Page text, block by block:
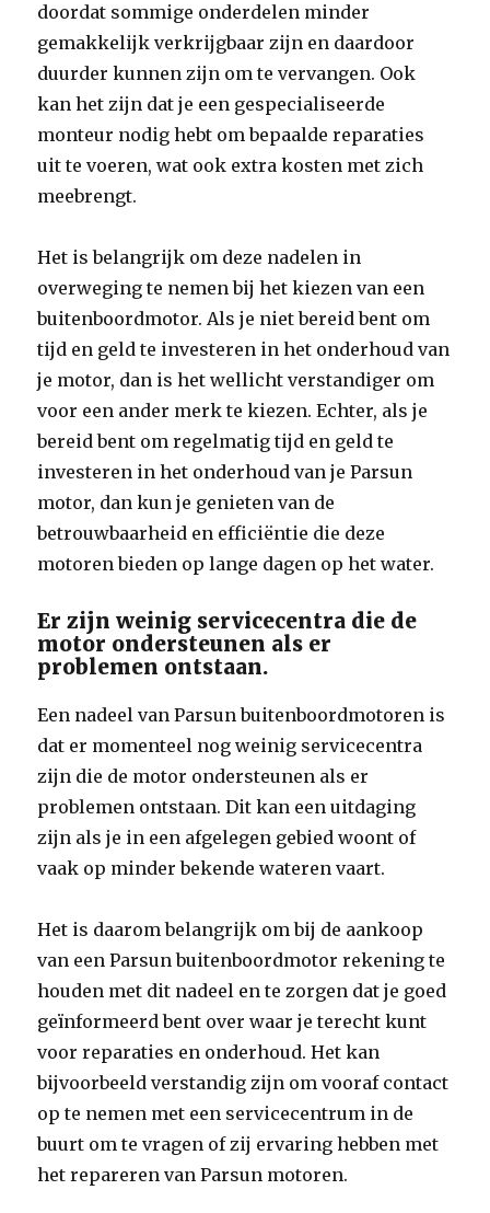
doordat sommige onderdelen minder
gemakkelijk verkrijgbaar zijn en daardoor
duurder kunnen zijn om te vervangen. Ook
kan het zijn dat je een gespecialiseerde
monteur nodig hebt om bepaalde reparaties
uit te voeren, wat ook extra kosten met zich
meebrengt.
Het is belangrijk om deze nadelen in
overweging te nemen bij het kiezen van een
buitenboordmotor. Als je niet bereid bent om
tijd en geld te investeren in het onderhoud van
je motor, dan is het wellicht verstandiger om
voor een ander merk te kiezen. Echter, als je
bereid bent om regelmatig tijd en geld te
investeren in het onderhoud van je Parsun
motor, dan kun je genieten van de
betrouwbaarheid en efficiëntie die deze
motoren bieden op lange dagen op het water.
Er zijn weinig servicecentra die de
motor ondersteunen als er
problemen ontstaan.
Een nadeel van Parsun buitenboordmotoren is
dat er momenteel nog weinig servicecentra
zijn die de motor ondersteunen als er
problemen ontstaan. Dit kan een uitdaging
zijn als je in een afgelegen gebied woont of
vaak op minder bekende wateren vaart.
Het is daarom belangrijk om bij de aankoop
van een Parsun buitenboordmotor rekening te
houden met dit nadeel en te zorgen dat je goed
geïnformeerd bent over waar je terecht kunt
voor reparaties en onderhoud. Het kan
bijvoorbeeld verstandig zijn om vooraf contact
op te nemen met een servicecentrum in de
buurt om te vragen of zij ervaring hebben met
het repareren van Parsun motoren.